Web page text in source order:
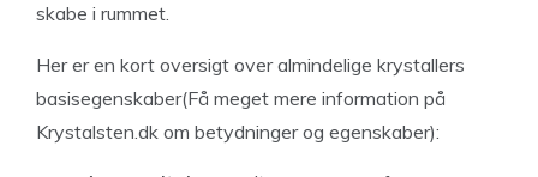
skabe i rummet.
Her er en kort oversigt over almindelige krystallers
basisegenskaber(Få meget mere information på
Krystalsten.dk om betydninger og egenskaber):